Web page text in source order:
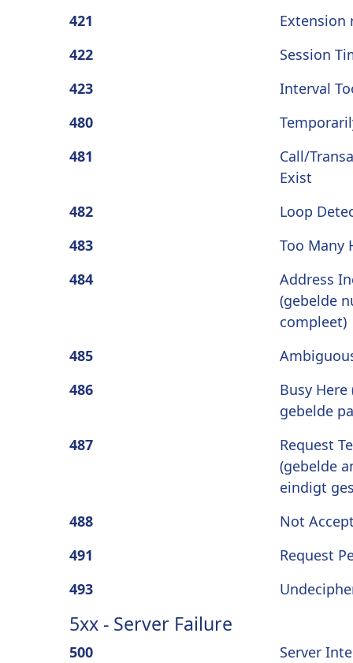
421
Extension
422
Session
423
Interval
480
481
Call/
Exist
482
Loop
483
Too Many
484
Address
(gebelde
compleet)
485
486
Busy
gebelde
487
Request
(gebelde
eindigt
488
Not
491
Request
493
5xx - Server Failure
500
Server